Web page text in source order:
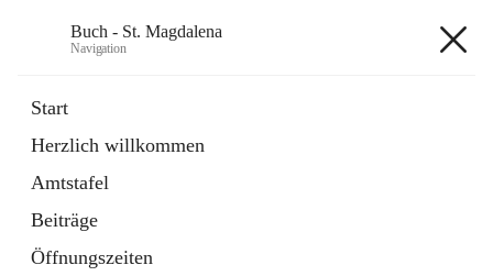
Buch - St. Magdalena
Navigation
Start
Herzlich willkommen
Amtstafel
Beiträge
Öffnungszeiten
11 Schnellzugriffe
Bürgerservice
10 Schnellzugriffe